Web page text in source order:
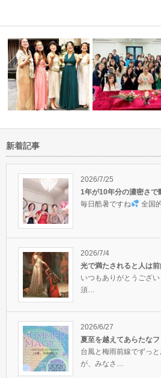
フに
枠を壊して自分らしさを表現し
ていこう！
魔法学校のアロマ
バかった
新着記事
2026/7/25
1年が10年分の濃密さで
毎日酷暑ですね
全国
2026/7/4
光で満たされると人は
いつもありがとうござ
須…
2026/6/27
夏至を越えてあらたな
台風と梅雨前線でずっ
が、みなさ…